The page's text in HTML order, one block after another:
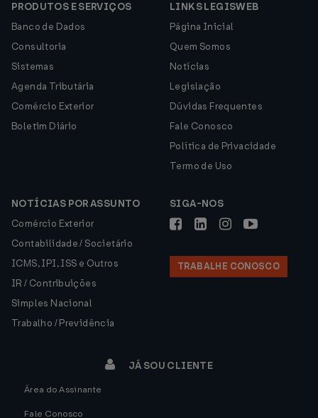
PRODUTOS E SERVIÇOS
Banco de Dados
Consultoria
Sistemas
Agenda Tributária
Comércio Exterior
Boletim Diário
LINKS LEGISWEB
Página Inicial
Quem Somos
Notícias
Legislação
Dúvidas Frequentes
Fale Conosco
Política de Privacidade
Termo de Uso
NOTÍCIAS POR ASSUNTO
Comércio Exterior
Contabilidade / Societário
ICMS, IPI, ISS e Outros
IR / Contribuições
Simples Nacional
Trabalho / Previdência
SIGA-NOS
TRABALHE CONOSCO
JÁ SOU CLIENTE
Área do Assinante
Fale Conosco